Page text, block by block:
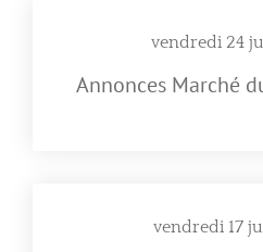
vendredi 24
Annonces Marché
vendredi 17